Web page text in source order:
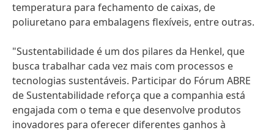
temperatura para fechamento de caixas, de
poliuretano para embalagens flexíveis, entre outras.
"Sustentabilidade é um dos pilares da Henkel, que
busca trabalhar cada vez mais com processos e
tecnologias sustentáveis. Participar do Fórum ABRE
de Sustentabilidade reforça que a companhia está
engajada com o tema e que desenvolve produtos
inovadores para oferecer diferentes ganhos à